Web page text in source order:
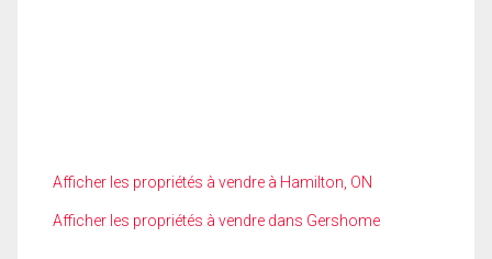
Afficher les propriétés à vendre à Hamilton, ON
Afficher les propriétés à vendre dans Gershome